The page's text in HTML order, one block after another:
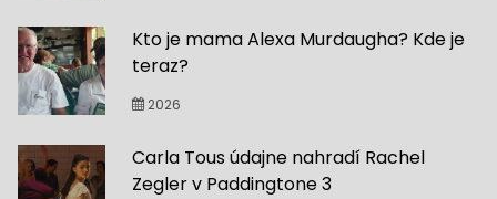
Kto je mama Alexa Murdaugha? Kde je
teraz?
2026
Carla Tous údajne nahradí Rachel
Zegler v Paddingtone 3